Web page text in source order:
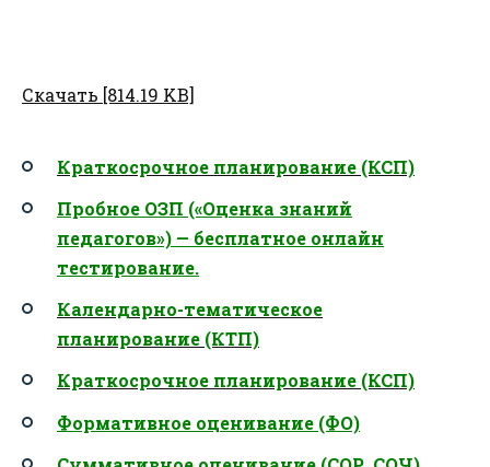
Скачать [814.19 KB]
Краткосрочное планирование (КСП)
Пробное ОЗП («Оценка знаний
педагогов») — бесплатное онлайн
тестирование.
Календарно-тематическое
планирование (КТП)
Краткосрочное планирование (КСП)
Формативное оценивание (ФО)